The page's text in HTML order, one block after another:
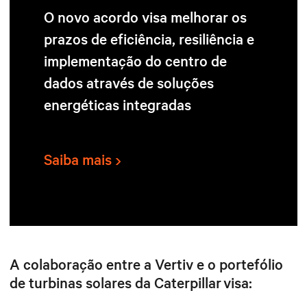
O novo acordo visa melhorar os
prazos de eficiência, resiliência e
implementação do centro de
dados através de soluções
energéticas integradas
Saiba mais
A colaboração entre a Vertiv e o portefólio
de turbinas solares da Caterpillar visa: